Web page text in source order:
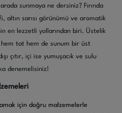
sunmaya ne dersiniz? Fırında
altın sarısı görünümü ve aromatik
en lezzetli yollarından biri. Üstelik
tat hem de sunum bir üst
çıtır, içi ise yumuşacık ve sulu
denemelisiniz!
için doğru malzemelerle